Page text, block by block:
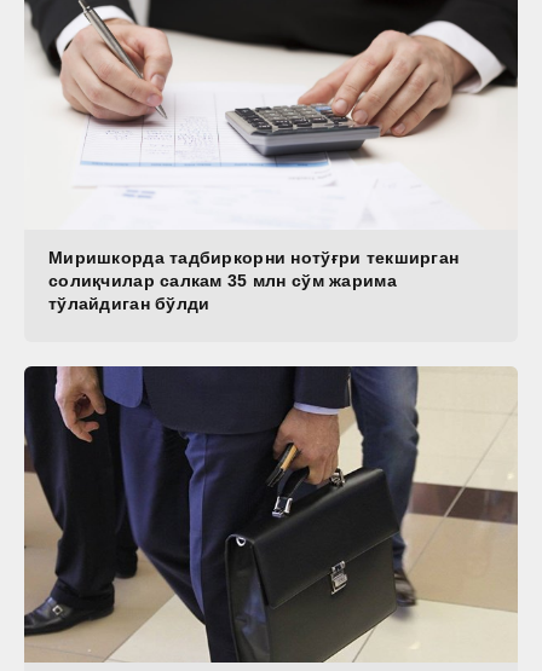
Миришкорда тадбиркорни нотўғри текширган
солиқчилар салкам 35 млн сўм жарима
тўлайдиган бўлди